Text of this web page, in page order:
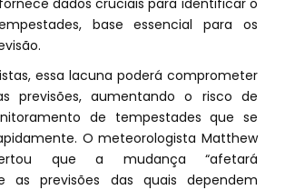
dados cruciais para identificar o
base essencial para os
essa lacuna poderá comprometer
previsões, aumentando o risco de
de tempestades que se
O meteorologista Matthew
que a mudança “afetará
as previsões das quais dependem